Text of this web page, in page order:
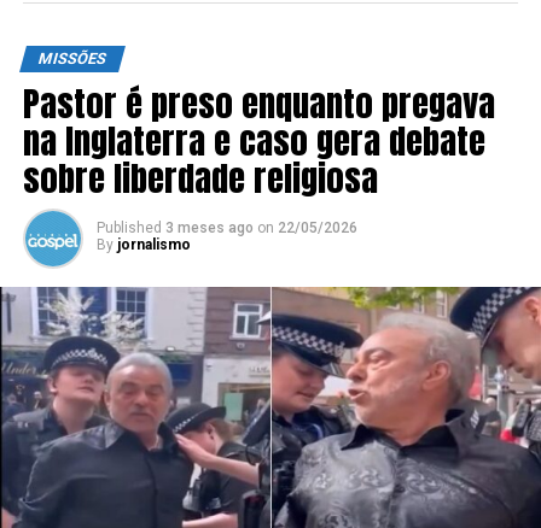
MISSÕES
Pastor é preso enquanto pregava
na Inglaterra e caso gera debate
sobre liberdade religiosa
Published 3 meses ago on 22/05/2026
By jornalismo